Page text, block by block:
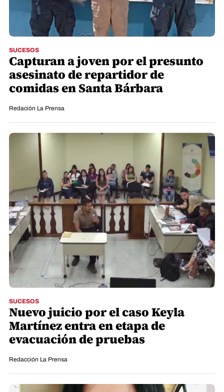
SUCESOS
Capturan a joven por el presunto
asesinato de repartidor de
comidas en Santa Bárbara
Redación La Prensa
SUCESOS
Nuevo juicio por el caso Keyla
Martínez entra en etapa de
evacuación de pruebas
Redacción La Prensa